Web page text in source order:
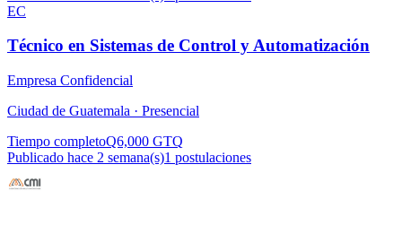
EC
Técnico en Sistemas de Control y Automatización
Empresa Confidencial
Ciudad de Guatemala · Presencial
Tiempo completoQ6,000 GTQ
Publicado hace 2 semana(s)1 postulaciones